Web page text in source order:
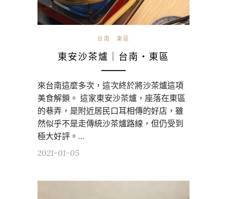
台南 東區
東安沙茶爐｜台南・東區
來台南這麼多次，這次終於將沙茶爐這項
美食解鎖。 這家東安沙茶爐，座落在東區
的巷弄，是附近居民口耳相傳的好店，雖
然似乎不是走傳統沙茶爐路線，但仍受到
極大好評。…
2021-01-05